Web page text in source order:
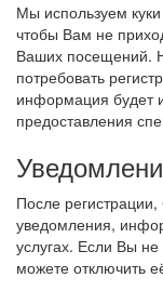
Мы используем
чтобы Вам не
Ваших посещений.
потребовать
информация будет
предоставления
После
уведомления,
услугах. Если Вы
можете отключить